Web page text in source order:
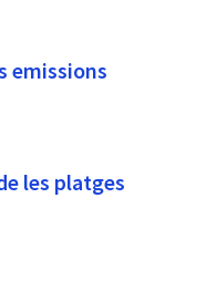
emissions
les platges